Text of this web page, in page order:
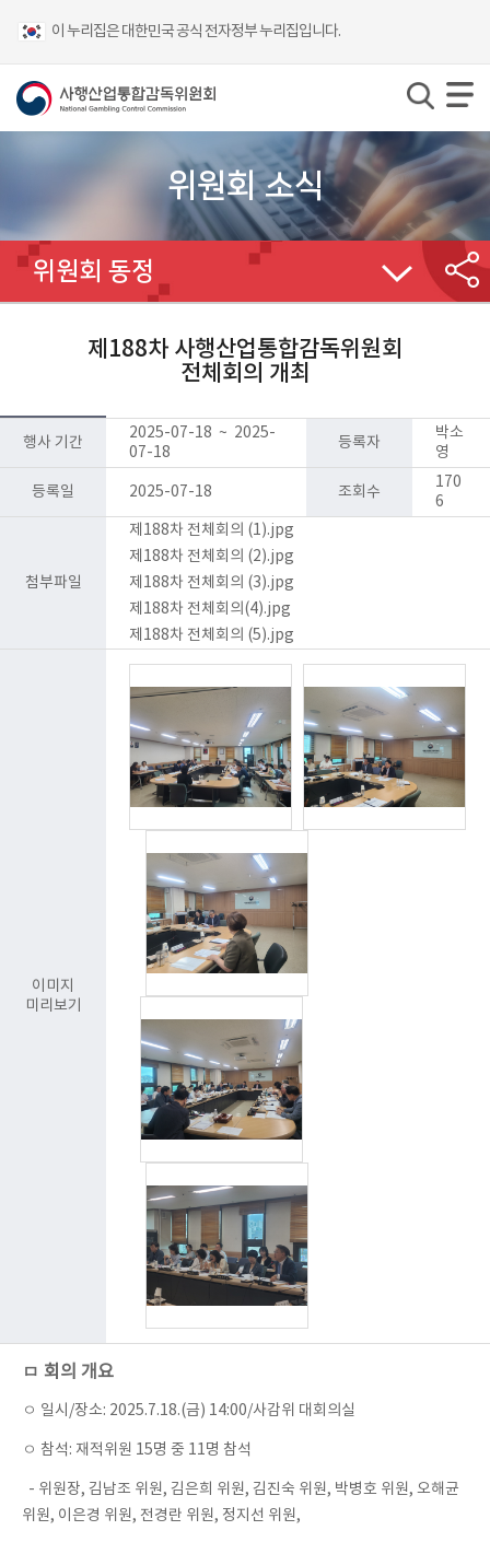
이 누리집은 대한민국 공식 전자정부 누리집입니다.
위원회 소식
위원회 동정
제188차 사행산업통합감독위원회
전체회의 개최
행사 기간
2025-07-18 ~ 2025-
07-18
등록자
박소
영
등록일 2025-07-18 조회수
170
6
첨부파일
제188차 전체회의 (1).jpg
제188차 전체회의 (2).jpg
제188차 전체회의 (3).jpg
제188차 전체회의(4).jpg
제188차 전체회의 (5).jpg
이미지
미리보기
ㅁ 회의 개요
ㅇ 일시/장소: 2025.7.18.(금) 14:00/사감위 대회의실
ㅇ 참석: 재적위원 15명 중 11명 참석
- 위원장, 김남조 위원, 김은희 위원, 김진숙 위원, 박병호 위원, 오해균
위원, 이은경 위원, 전경란 위원, 정지선 위원,